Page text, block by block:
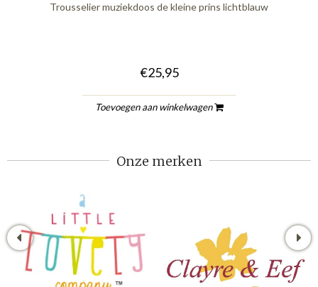
Trousselier muziekdoos de kleine prins lichtblauw
€25,95
Toevoegen aan winkelwagen
Onze merken